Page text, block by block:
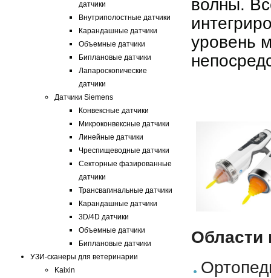
датчики
Внутриполостные датчики
Карандашные датчики
Объемные датчики
Биплановые датчики
Лапароскопические
датчики
Датчики Siemens
Конвексные датчики
Микроконвексные датчики
Линейные датчики
Чреспищеводные датчики
Секторные фазированные
датчики
Трансвагинальные датчики
Карандашные датчики
3D/4D датчики
Объемные датчики
Биплановые датчики
УЗИ-сканеры для ветеринарии
Kaixin
волны.
уровень
Области